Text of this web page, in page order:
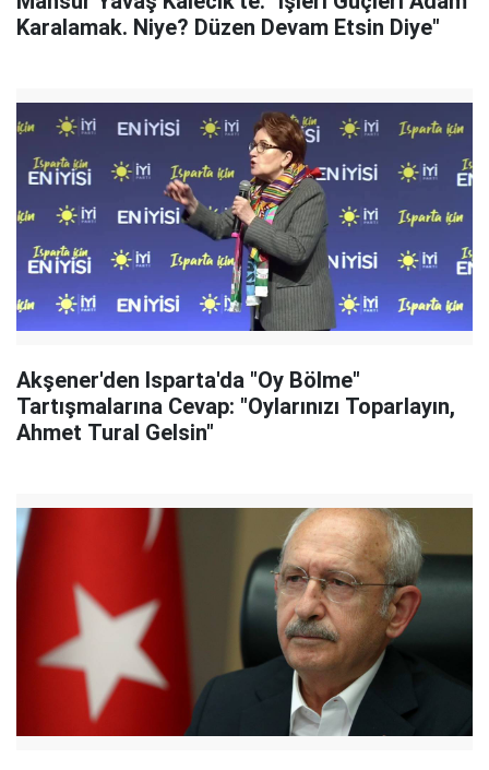
Karalamak. Niye? Düzen Devam Etsin Diye"
Akşener'den Isparta'da "Oy Bölme"
Tartışmalarına Cevap: "Oylarınızı Toparlayın,
Ahmet Tural Gelsin"